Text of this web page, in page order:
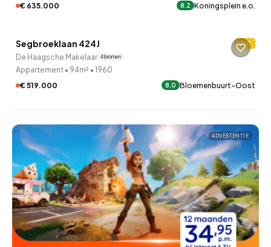
€ 635.000
8.2 Koningsplein e.o.
8 uur geleden ontdekt
Segbroeklaan 424J C
De Haagsche Makelaar 4 bronnen
Appartement • 94m² • 1960
€ 519.000
8.0 Bloemenbuurt-Oost
ADVERTENTIE